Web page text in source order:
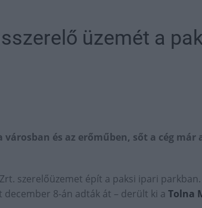
üzemét a
és az erőműben, sőt a cég már
Zrt. szerelőüzemet épít a paksi ipari parkban.
8-án adták át – derült ki a Tolna